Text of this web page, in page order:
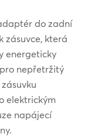
do zadní
zásuvce, která
energeticky
nepřetržitý
elektrickým
napájecí